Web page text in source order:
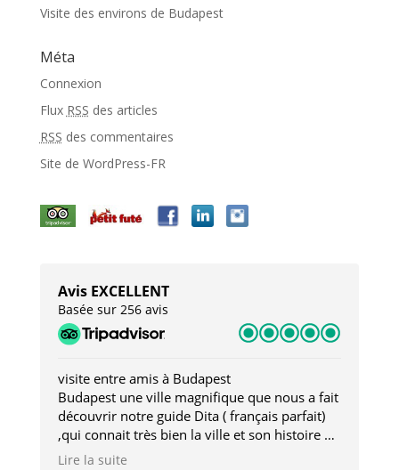
Visite des environs de Budapest
Méta
Connexion
Flux RSS des articles
RSS des commentaires
Site de WordPress-FR
Avis EXCELLENT
Basée sur 256 avis
visite entre amis à Budapest
Budapest une ville magnifique que nous a fait
découvrir notre guide Dita ( français parfait)
,qui connait très bien la ville et son histoire et
qui nous a permis d'accéder à des lieux
Lire la suite